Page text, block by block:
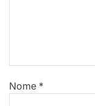
Nome *